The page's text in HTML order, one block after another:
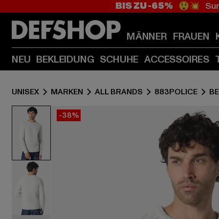
BIS ZU -65% 😲💥
MÄNNER FRAUEN
NEU BEKLEIDUNG SCHUHE ACCESSOIRES
UNISEX MARKEN ALL BRANDS 883POLICE
-38%